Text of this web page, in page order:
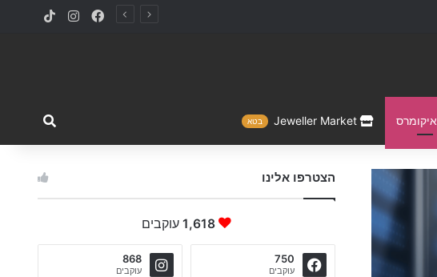
Facebook
Instagram
איקומרס Jeweller Market בטא מה
הצטרפו אלינו
1,618 עוקבים
750
עוקבים
868
עוקבים